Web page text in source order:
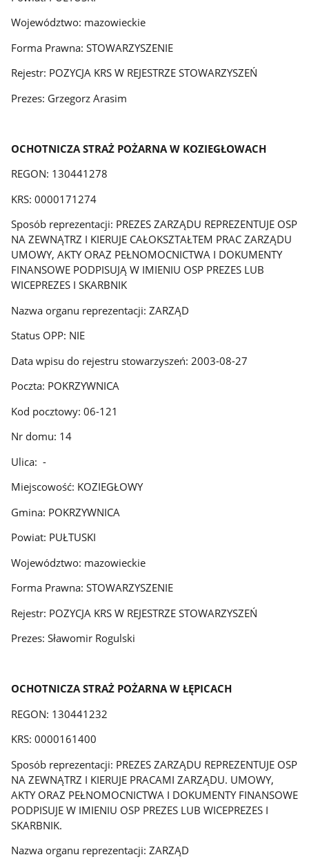
Województwo: mazowieckie
Forma Prawna: STOWARZYSZENIE
Rejestr: POZYCJA KRS W REJESTRZE STOWARZYSZEŃ
Prezes: Grzegorz Arasim
OCHOTNICZA STRAŻ POŻARNA W KOZIEGŁOWACH
REGON: 130441278
KRS: 0000171274
Sposób reprezentacji: PREZES ZARZĄDU REPREZENTUJE OSP
NA ZEWNĄTRZ I KIERUJE CAŁOKSZTAŁTEM PRAC ZARZĄDU
UMOWY, AKTY ORAZ PEŁNOMOCNICTWA I DOKUMENTY
FINANSOWE PODPISUJĄ W IMIENIU OSP PREZES LUB
WICEPREZES I SKARBNIK
Nazwa organu reprezentacji: ZARZĄD
Status OPP: NIE
Data wpisu do rejestru stowarzyszeń: 2003-08-27
Poczta: POKRZYWNICA
Kod pocztowy: 06-121
Nr domu: 14
Ulica: -
Miejscowość: KOZIEGŁOWY
Gmina: POKRZYWNICA
Powiat: PUŁTUSKI
Województwo: mazowieckie
Forma Prawna: STOWARZYSZENIE
Rejestr: POZYCJA KRS W REJESTRZE STOWARZYSZEŃ
Prezes: Sławomir Rogulski
OCHOTNICZA STRAŻ POŻARNA W ŁĘPICACH
REGON: 130441232
KRS: 0000161400
Sposób reprezentacji: PREZES ZARZĄDU REPREZENTUJE OSP
NA ZEWNĄTRZ I KIERUJE PRACAMI ZARZĄDU. UMOWY,
AKTY ORAZ PEŁNOMOCNICTWA I DOKUMENTY FINANSOWE
PODPISUJE W IMIENIU OSP PREZES LUB WICEPREZES I
SKARBNIK.
Nazwa organu reprezentacji: ZARZĄD